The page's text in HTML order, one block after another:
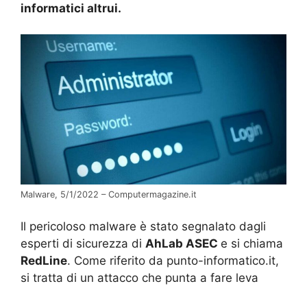
informatici altrui.
Malware, 5/1/2022 – Computermagazine.it
Il pericoloso malware è stato segnalato dagli
esperti di sicurezza di AhLab ASEC e si chiama
RedLine. Come riferito da punto-informatico.it,
si tratta di un attacco che punta a fare leva